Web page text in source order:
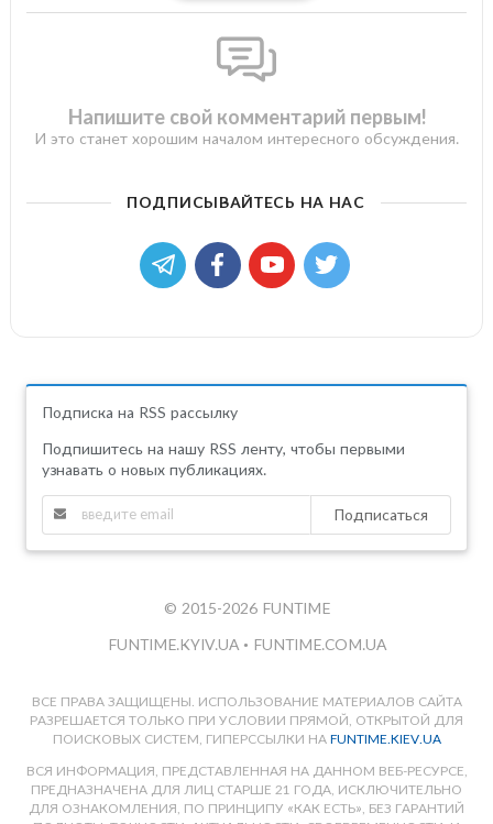
Напишите свой комментарий первым!
И это станет хорошим началом интересного обсуждения.
ПОДПИСЫВАЙТЕСЬ НА НАС
Подписка на RSS рассылку
Подпишитесь на нашу RSS ленту, чтобы первыми
узнавать о новых публикациях.
Подписаться
© 2015-2026 FUNTIME
FUNTIME.KYIV.UA • FUNTIME.COM.UA
ВСЕ ПРАВА ЗАЩИЩЕНЫ. ИСПОЛЬЗОВАНИЕ МАТЕРИАЛОВ САЙТА
РАЗРЕШАЕТСЯ ТОЛЬКО ПРИ УСЛОВИИ ПРЯМОЙ, ОТКРЫТОЙ ДЛЯ
ПОИСКОВЫХ СИСТЕМ, ГИПЕРССЫЛКИ НА FUNTIME.KIEV.UA
ВСЯ ИНФОРМАЦИЯ, ПРЕДСТАВЛЕННАЯ НА ДАННОМ ВЕБ-РЕСУРСЕ,
ПРЕДНАЗНАЧЕНА ДЛЯ ЛИЦ СТАРШЕ 21 ГОДА, ИСКЛЮЧИТЕЛЬНО
ДЛЯ ОЗНАКОМЛЕНИЯ, ПО ПРИНЦИПУ «КАК ЕСТЬ», БЕЗ ГАРАНТИЙ